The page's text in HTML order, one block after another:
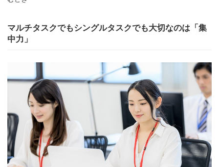
マルチタスクでもシングルタスクでも大切なのは「集
中力」